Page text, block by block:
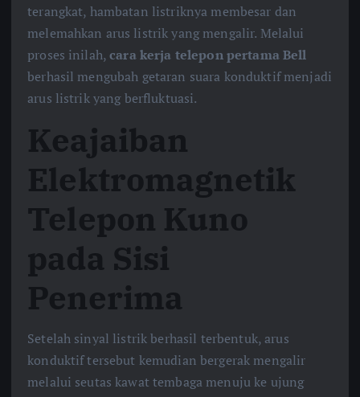
terangkat, hambatan listriknya membesar dan
melemahkan arus listrik yang mengalir. Melalui
proses inilah,cara kerja telepon pertama Bell
berhasil mengubah getaran suara konduktif menjadi
arus listrik yang berfluktuasi.
Keajaiban
Elektromagnetik
Telepon Kuno
pada Sisi
Penerima
Setelah sinyal listrik berhasil terbentuk, arus
konduktif tersebut kemudian bergerak mengalir
melalui seutas kawat tembaga menuju ke ujung